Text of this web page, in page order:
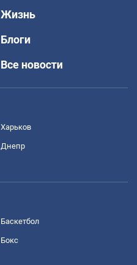
Жизнь
Блоги
Все новости
Харьков
Днепр
Баскетбол
Бокс